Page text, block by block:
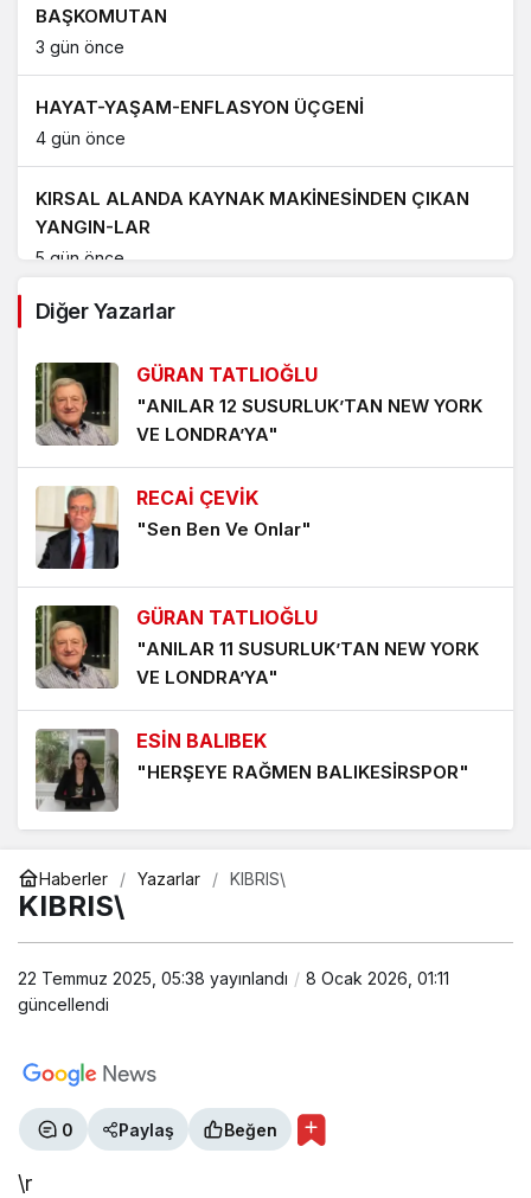
BAŞKOMUTAN
3 gün önce
HAYAT-YAŞAM-ENFLASYON ÜÇGENİ
4 gün önce
KIRSAL ALANDA KAYNAK MAKİNESİNDEN ÇIKAN
YANGIN-LAR
5 gün önce
PORT BAGAJ, ARAÇ ÜSTÜ ÇADIR VE KAYAK
KAZALARI ‘UMARIM’ ARTMAZ
7 gün önce
YENİDEN YAZILAN ‘AMAN PETROL CANIM PETROL’
ŞARKISI
1 hafta önce
‘YENİDEN AKÇAYPORT’ KALICI OLMALI
1 hafta önce
TERS DURAN TERAZİ KEFESİNDEN DÜŞEN İNTİBAK
YASASI
1 hafta önce
FİGÜRANLIK YAPMAK VE FİGÜRANLIK YAPTIRMAK
2 hafta önce
Diğer Yazarlar
GÜRAN TATLIOĞLU
"ANILAR 12 SUSURLUK’TAN NEW YORK
VE LONDRA’YA"
RECAİ ÇEVİK
"Sen Ben Ve Onlar"
GÜRAN TATLIOĞLU
"ANILAR 11 SUSURLUK’TAN NEW YORK
VE LONDRA’YA"
ESİN BALIBEK
"HERŞEYE RAĞMEN BALIKESİRSPOR"
"Avcılık cinayettir!"
MUHARREM KAYNAK
"ÖRT Kİ ÖLEM"
Haberler Yazarlar KIBRIS\
KIBRIS\
22 Temmuz 2025, 05:38 yayınlandı
8 Ocak 2026, 01:11
güncellendi
0 Paylaş Beğen
\r